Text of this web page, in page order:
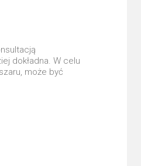
dokładna. W celu
może być